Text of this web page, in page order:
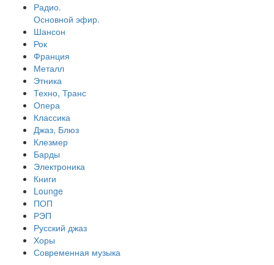
Радио.
Основной эфир.
Шансон
Рок
Франция
Металл
Этника
Техно, Транс
Опера
Классика
Джаз, Блюз
Клезмер
Барды
Электроника
Книги
Lounge
ПОП
РЭП
Русский джаз
Хоры
Современная музыка